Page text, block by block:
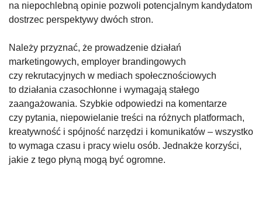
na niepochlebną opinie pozwoli potencjalnym kandydatom
dostrzec perspektywy dwóch stron.
Należy przyznać, że prowadzenie działań
marketingowych, employer brandingowych
czy rekrutacyjnych w mediach społecznościowych
to działania czasochłonne i wymagają stałego
zaangażowania. Szybkie odpowiedzi na komentarze
czy pytania, niepowielanie treści na różnych platformach,
kreatywność i spójność narzędzi i komunikatów – wszystko
to wymaga czasu i pracy wielu osób. Jednakże korzyści,
jakie z tego płyną mogą być ogromne.